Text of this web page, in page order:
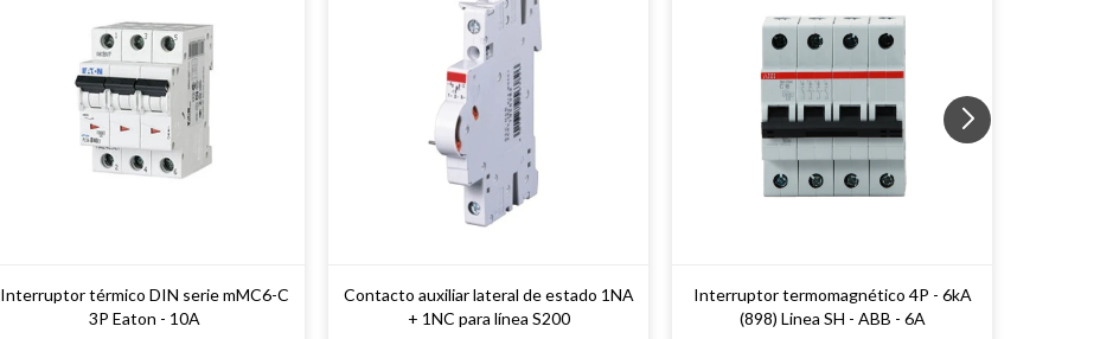
Interruptor térmico DIN serie mMC6-C
3P Eaton - 10A
Contacto auxiliar lateral de estado 1NA
+ 1NC para línea S200
Interruptor termomagnético 4P - 6kA
(898) Linea SH - ABB - 6A